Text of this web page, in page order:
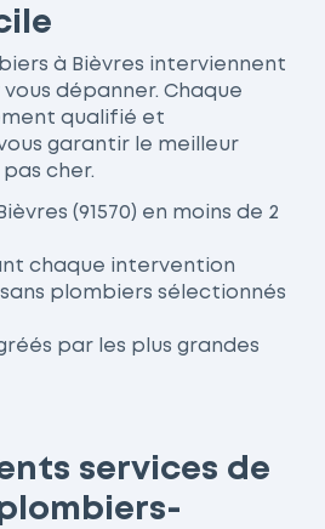
à Bièvres interviennent
dépanner. Chaque
qualifié et
garantir le meilleur
cher.
(91570) en moins de 2
chaque intervention
plombiers sélectionnés
par les plus grandes
services de